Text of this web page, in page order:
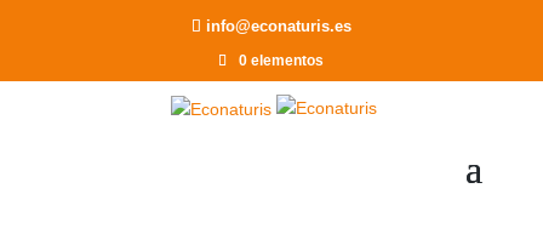
info@econaturis.es
0 elementos